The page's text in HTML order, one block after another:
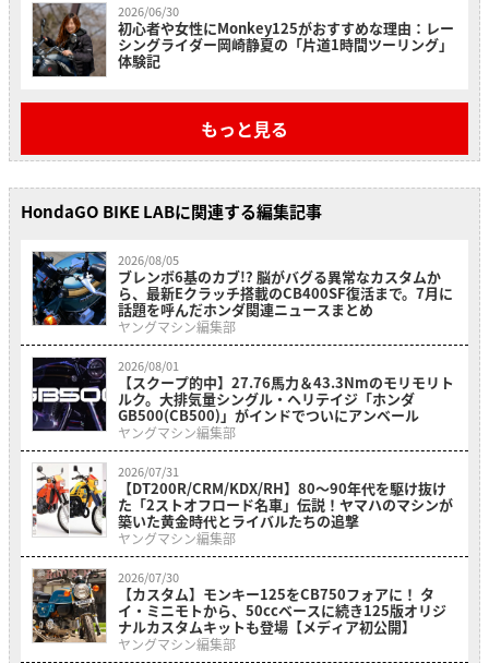
2026/06/30
初心者や女性にMonkey125がおすすめな理由：レー
シングライダー岡崎静夏の「片道1時間ツーリング」
体験記
もっと見る
HondaGO BIKE LABに関連する編集記事
2026/08/05
ブレンボ6基のカブ!? 脳がバグる異常なカスタムか
ら、最新Eクラッチ搭載のCB400SF復活まで。7月に
話題を呼んだホンダ関連ニュースまとめ
ヤングマシン編集部
2026/08/01
【スクープ的中】27.76馬力＆43.3Nmのモリモリト
ルク。大排気量シングル・ヘリテイジ「ホンダ
GB500(CB500)」がインドでついにアンベール
ヤングマシン編集部
2026/07/31
【DT200R/CRM/KDX/RH】80〜90年代を駆け抜け
た「2ストオフロード名車」伝説！ヤマハのマシンが
築いた黄金時代とライバルたちの追撃
ヤングマシン編集部
2026/07/30
【カスタム】モンキー125をCB750フォアに！ タ
イ・ミニモトから、50ccベースに続き125版オリジ
ナルカスタムキットも登場【メディア初公開】
ヤングマシン編集部